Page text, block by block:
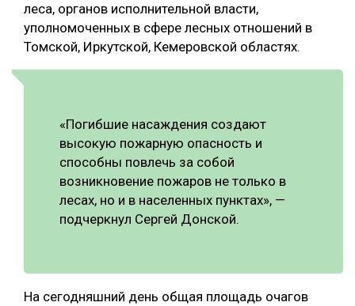
КОМПЛЕКСНАЯ ПЕРЕРАБОТКА
ЛЕСОПИЛЕНИЕ
СОРТИРОВКА ДРЕВЕСИНЫ
СУШКА ДРЕВЕСИНЫ
МЕБЕЛЬНОЕ ПРОИЗВОДСТВО
леса, органов исполнительной власти,
уполномоченных в сфере лесных отношений в
Томской, Иркутской, Кемеровской областях.
«Погибшие насаждения создают
высокую пожарную опасность и
способны повлечь за собой
возникновение пожаров не только в
лесах, но и в населенных пунктах», —
подчеркнул Сергей Донской.
На сегодняшний день общая площадь очагов